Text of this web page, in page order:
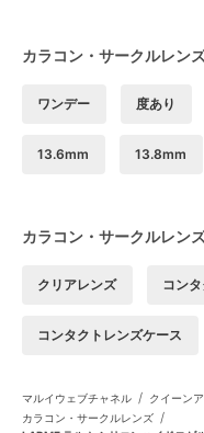
カラコン・サークルレン
ワンデー 度あり
13.6mm 13.8mm
カラコン・サークルレン
クリアレンズ コン
コンタクトレンズケース
マルイウェブチャネル / クイーン
カラコン・サークルレンズ /